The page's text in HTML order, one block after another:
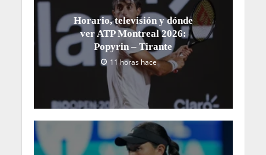
Horario, televisión y dónde
ver ATP Montreal 2026:
Popyrin – Tirante
11 horas hace